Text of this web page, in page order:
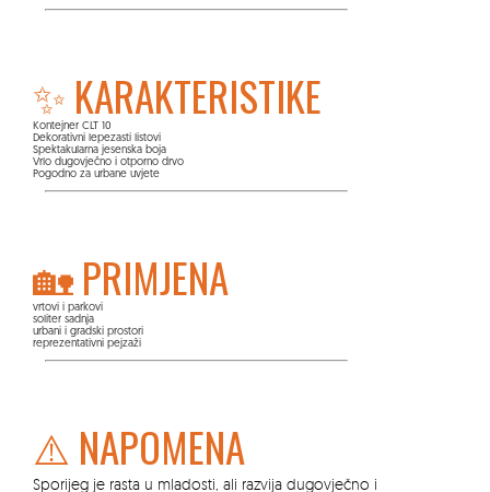
✨ KARAKTERISTIKE
Kontejner CLT 10
Dekorativni lepezasti listovi
Spektakularna jesenska boja
Vrlo dugovječno i otporno drvo
Pogodno za urbane uvjete
🏡 PRIMJENA
vrtovi i parkovi
soliter sadnja
urbani i gradski prostori
reprezentativni pejzaži
⚠️ NAPOMENA
Sporijeg je rasta u mladosti, ali razvija dugovječno i